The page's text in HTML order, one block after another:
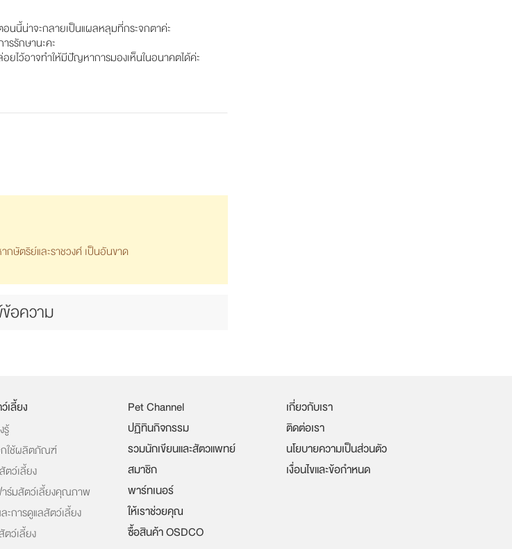
นนี้น่าจะกลายเป็นแผลหลุมที่กระจกตาค่ะ
รรักษานะคะ
ยไว้อาจทำให้มีปัญหาการมองเห็นในอนาคตได้ค่ะ
ษัตริย์และราชวงศ์ เป็นอันขาด
อความ
เลี้ยง
รู้
กใช้ผลิตภัณฑ์
ว์เลี้ยง
าร์มสัตว์เลี้ยงคุณภาพ
ะการดูแลสัตว์เลี้ยง
ว์เลี้ยง
Pet Channel
ปฏิทินกิจกรรม
รวมนักเขียนและสัตวแพทย์
สมาชิก
พาร์ทเนอร์
ให้เราช่วยคุณ
ซื้อสินค้า OSDCO
เกี่ยวกับเรา
ติดต่อเรา
นโยบายความเป็นส่วนตัว
เงื่อนไขและข้อกำหนด